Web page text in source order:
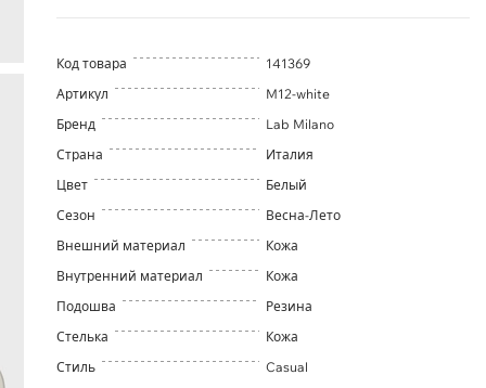
Код товара
141369
Артикул
M12-white
Бренд
Lab Milano
Страна
Италия
Цвет
Белый
Сезон
Весна-Лето
Внешний материал
Кожа
Внутренний материал
Кожа
Подошва
Резина
Стелька
Кожа
Стиль
Casual